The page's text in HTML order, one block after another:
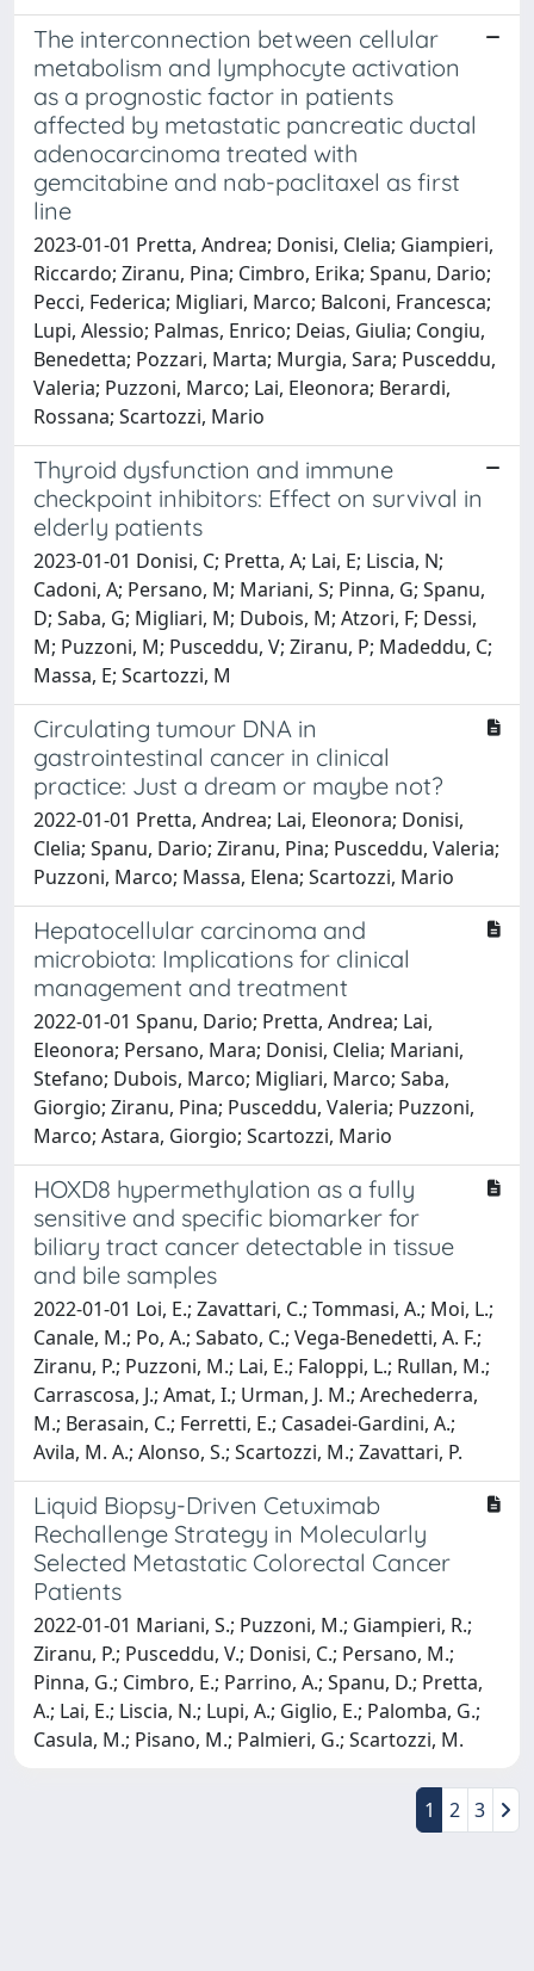
The interconnection between cellular
metabolism and lymphocyte activation
as a prognostic factor in patients
affected by metastatic pancreatic ductal
adenocarcinoma treated with
gemcitabine and nab-paclitaxel as first
line
2023-01-01 Pretta, Andrea; Donisi, Clelia; Giampieri,
Riccardo; Ziranu, Pina; Cimbro, Erika; Spanu, Dario;
Pecci, Federica; Migliari, Marco; Balconi, Francesca;
Lupi, Alessio; Palmas, Enrico; Deias, Giulia; Congiu,
Benedetta; Pozzari, Marta; Murgia, Sara; Pusceddu,
Valeria; Puzzoni, Marco; Lai, Eleonora; Berardi,
Rossana; Scartozzi, Mario
Thyroid dysfunction and immune
checkpoint inhibitors: Effect on survival in
elderly patients
2023-01-01 Donisi, C; Pretta, A; Lai, E; Liscia, N;
Cadoni, A; Persano, M; Mariani, S; Pinna, G; Spanu,
D; Saba, G; Migliari, M; Dubois, M; Atzori, F; Dessi,
M; Puzzoni, M; Pusceddu, V; Ziranu, P; Madeddu, C;
Massa, E; Scartozzi, M
Circulating tumour DNA in
gastrointestinal cancer in clinical
practice: Just a dream or maybe not?
2022-01-01 Pretta, Andrea; Lai, Eleonora; Donisi,
Clelia; Spanu, Dario; Ziranu, Pina; Pusceddu, Valeria;
Puzzoni, Marco; Massa, Elena; Scartozzi, Mario
Hepatocellular carcinoma and
microbiota: Implications for clinical
management and treatment
2022-01-01 Spanu, Dario; Pretta, Andrea; Lai,
Eleonora; Persano, Mara; Donisi, Clelia; Mariani,
Stefano; Dubois, Marco; Migliari, Marco; Saba,
Giorgio; Ziranu, Pina; Pusceddu, Valeria; Puzzoni,
Marco; Astara, Giorgio; Scartozzi, Mario
HOXD8 hypermethylation as a fully
sensitive and specific biomarker for
biliary tract cancer detectable in tissue
and bile samples
2022-01-01 Loi, E.; Zavattari, C.; Tommasi, A.; Moi, L.;
Canale, M.; Po, A.; Sabato, C.; Vega-Benedetti, A. F.;
Ziranu, P.; Puzzoni, M.; Lai, E.; Faloppi, L.; Rullan, M.;
Carrascosa, J.; Amat, I.; Urman, J. M.; Arechederra,
M.; Berasain, C.; Ferretti, E.; Casadei-Gardini, A.;
Avila, M. A.; Alonso, S.; Scartozzi, M.; Zavattari, P.
Liquid Biopsy-Driven Cetuximab
Rechallenge Strategy in Molecularly
Selected Metastatic Colorectal Cancer
Patients
2022-01-01 Mariani, S.; Puzzoni, M.; Giampieri, R.;
Ziranu, P.; Pusceddu, V.; Donisi, C.; Persano, M.;
Pinna, G.; Cimbro, E.; Parrino, A.; Spanu, D.; Pretta,
A.; Lai, E.; Liscia, N.; Lupi, A.; Giglio, E.; Palomba, G.;
Casula, M.; Pisano, M.; Palmieri, G.; Scartozzi, M.
1 2 3